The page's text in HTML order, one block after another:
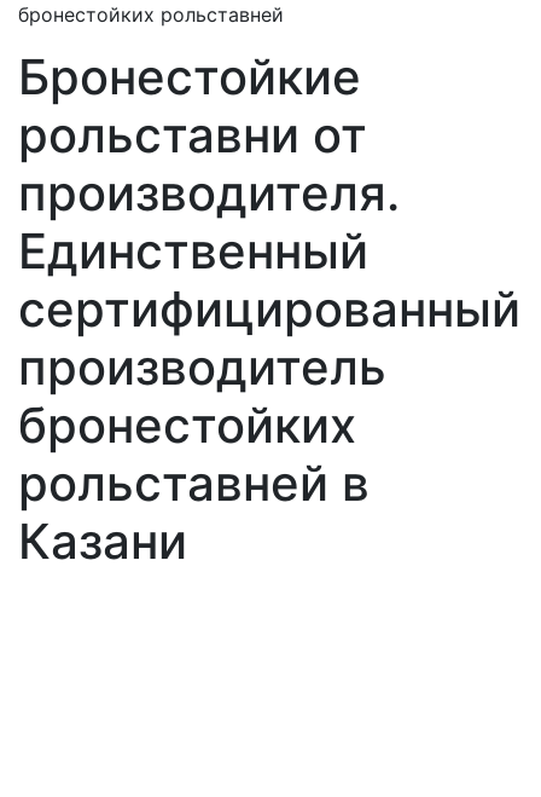
бронестойких рольставней
Бронестойкие
рольставни от
производителя.
Единственный
сертифицированный
производитель
бронестойких
рольставней в
Казани